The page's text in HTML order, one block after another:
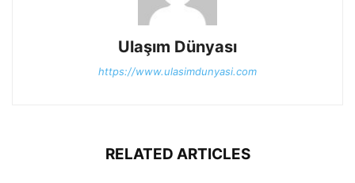
Ulaşım Dünyası
https://www.ulasimdunyasi.com
RELATED ARTICLES